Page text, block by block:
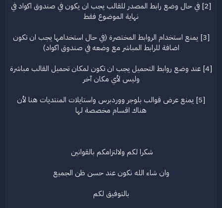
[2] في حال وضع رابط المصدر للقالب يجب ان يكون في صندوق اكواد في
نهاية الموضوع فقط
[3] يمنع استخدام الروابط المختصرة (في حال استخدامها يجب ان تكون
اضافة للرابط المباشر مع وضعه في صندوق اكواد)
[4] عند وضع روابط التحميل يجب ان تكون لمكان تحميل القالب مباشرة
وليس لأي مكان آخر
[5] يمنع عرض قوالب بلوجر ووردبرس واستايلات المنتديات هنا لأن
هناك اقسام مخصصة لها
شكرا لكم ولالتزامكم بالقوانين
وان شاء الله نكون عند حسن ظن الجميع
بالتوفيق لكم